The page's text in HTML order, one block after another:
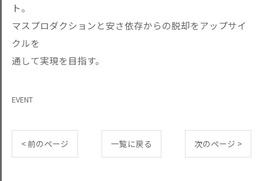
ト。
マスプロダクションと安さ依存からの脱却をアップサイ
クルを
通して実現を目指す。
EVENT
< 前のページ 一覧に戻る 次のページ >